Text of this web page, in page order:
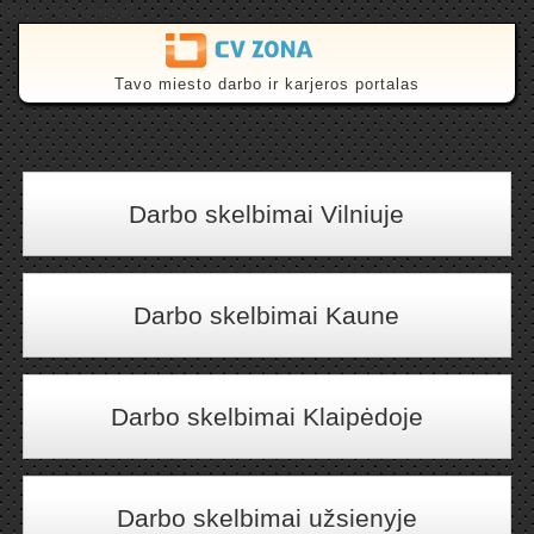
{$this->canonical}
Tavo miesto darbo ir karjeros portalas
Darbo skelbimai Vilniuje
Darbo skelbimai Kaune
Darbo skelbimai Klaipėdoje
Darbo skelbimai užsienyje